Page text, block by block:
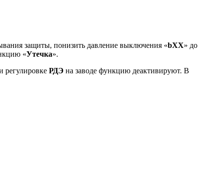
защиты, понизить давление выключения «bХХ» до
«Утечка».
регулировке РДЭ на заводе функцию деактивируют. В